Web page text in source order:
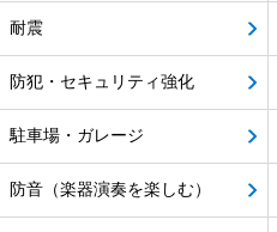
耐震
防犯・セキュリティ強化
駐車場・ガレージ
防音（楽器演奏を楽しむ）